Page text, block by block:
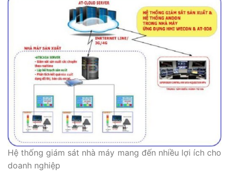
Hệ thống giám sát nhà máy mang đến nhiều lợi ích cho
doanh nghiệp